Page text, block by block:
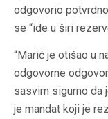
odgovorio
se “ide u širi
“Marić je otišao u
odgovorne
sasvim sigurno da
je mandat koji je